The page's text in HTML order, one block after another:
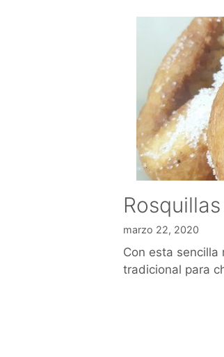
marzo 22, 2020
Con esta sencilla
tradicional para